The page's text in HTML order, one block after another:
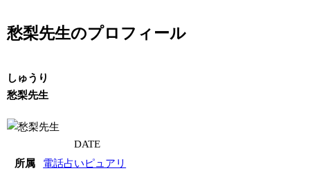
愁梨先生のプロフィール
しゅうり
愁梨先生
DATE
所属
電話占いピュアリ